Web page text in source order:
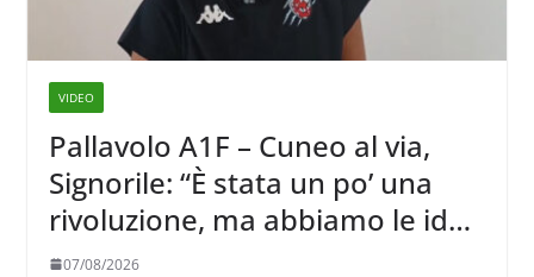
VIDEO
Pallavolo A1F – Cuneo al via,
Signorile: “È stata un po’ una
rivoluzione, ma abbiamo le idee
chiare siu cosa vogliamo fare”
07/08/2026